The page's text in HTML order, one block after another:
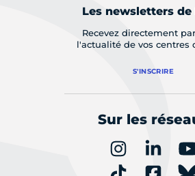
Les newsletters de
Recevez directement
l'actualité de vos centres
S'INSCRIRE
Sur les